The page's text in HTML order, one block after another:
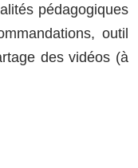
pédagogiques
outil
des vidéos (à